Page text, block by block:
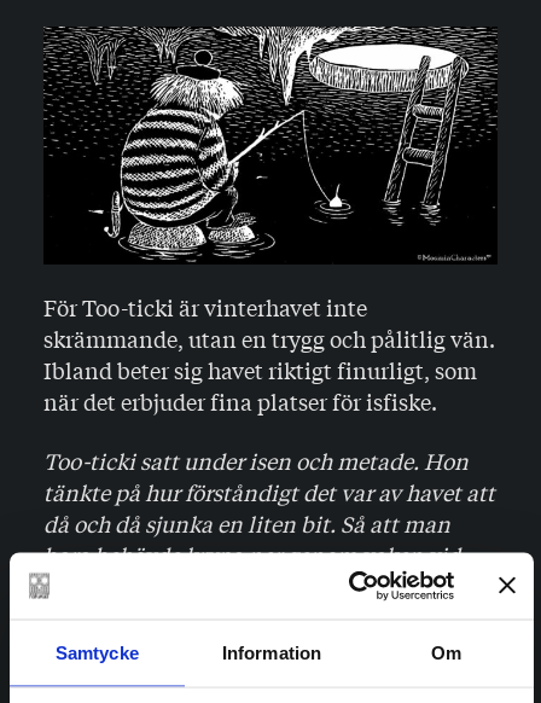
Samtycke Information Om
För Too-ticki är vinterhavet inte
skrämmande, utan en trygg och pålitlig vän.
Ibland beter sig havet riktigt finurligt, som
när det erbjuder fina platser för isfiske.
Too-ticki satt under isen och metade. Hon
tänkte på hur förståndigt det var av havet att
då och då sjunka en liten bit. Så att man
bara behövde krypa ner genom vaken vid
badhusbryggan och sätta sig med sitt
trevligt grönt istak och vid ens fötter låg
havet. Ett svart golv och ett grönt tak, som